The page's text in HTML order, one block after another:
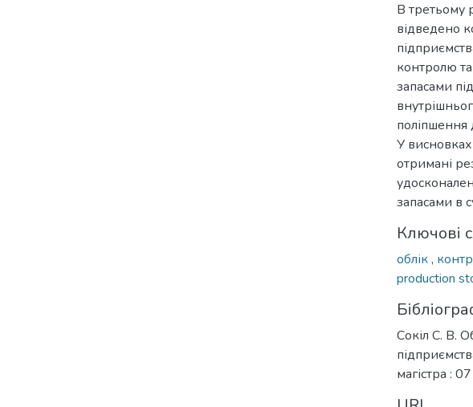
В третьому
відведено
контролю
запасами
поліпшення
У висновках
отримані
запасами в
Ключові
облік,
production
Сокіл С. В.
магістра :